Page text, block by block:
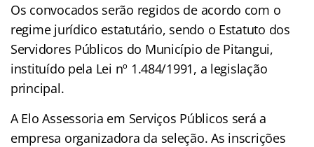
Os convocados serão regidos de acordo com o
regime jurídico estatutário, sendo o Estatuto dos
Servidores Públicos do Município de Pitangui,
instituído pela Lei nº 1.484/1991, a legislação
principal.
A Elo Assessoria em Serviços Públicos será a
empresa organizadora da seleção. As inscrições